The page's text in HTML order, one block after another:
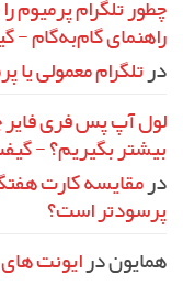
چطور تلگرام
راهنمای گام‌به‌گام -
درتلگرام معمولی یا
لول آپ پس فری
بیشتر بگیریم؟ -
درمقایسه کارت
پرسودتر است؟
همایوندرایونت‌